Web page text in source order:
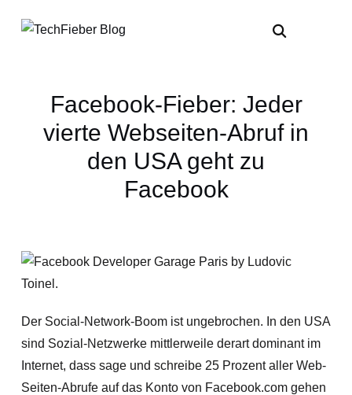
Facebook-Fieber: Jeder
vierte Webseiten-Abruf in
den USA geht zu
Facebook
Der Social-Network-Boom ist ungebrochen. In den USA
sind Sozial-Netzwerke mittlerweile derart dominant im
Internet, dass sage und schreibe 25 Prozent aller Web-
Seiten-Abrufe auf das Konto von Facebook.com gehen